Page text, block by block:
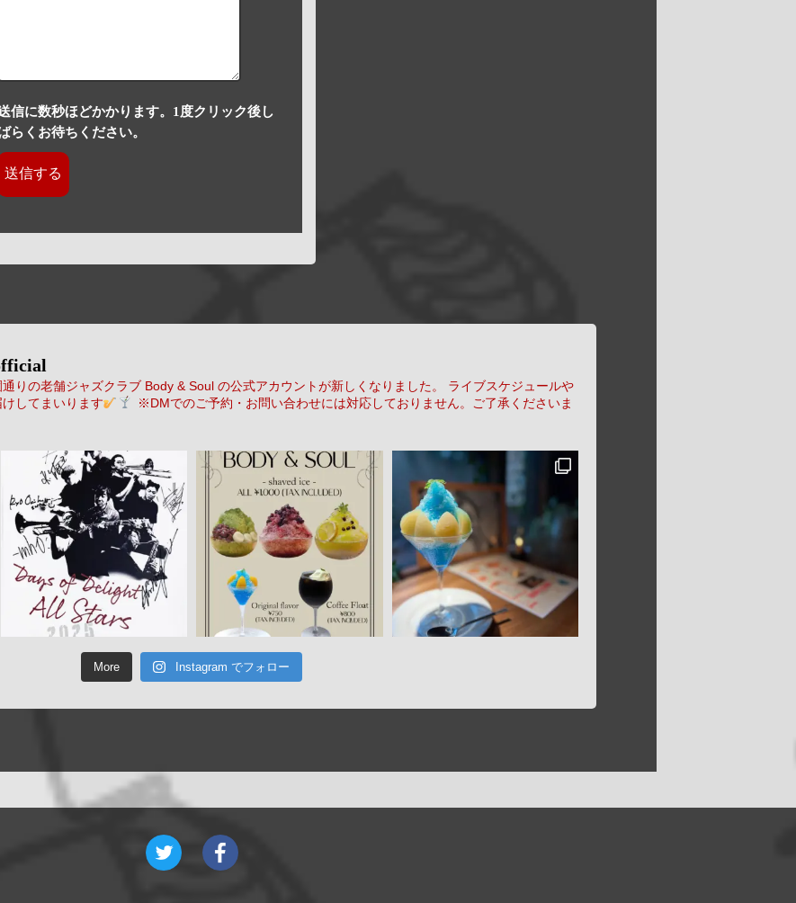
信に数秒ほどかかります。1度クリック後し
らくお待ちください。
りの老舗ジャズクラブ Body & Soul の公式アカウントが新しくなりました。
ライブスケジュールや
してまいります
※DMでのご予約・お問い合わせには対応しておりません。ご了承くださいま
More Instagram でフォロー